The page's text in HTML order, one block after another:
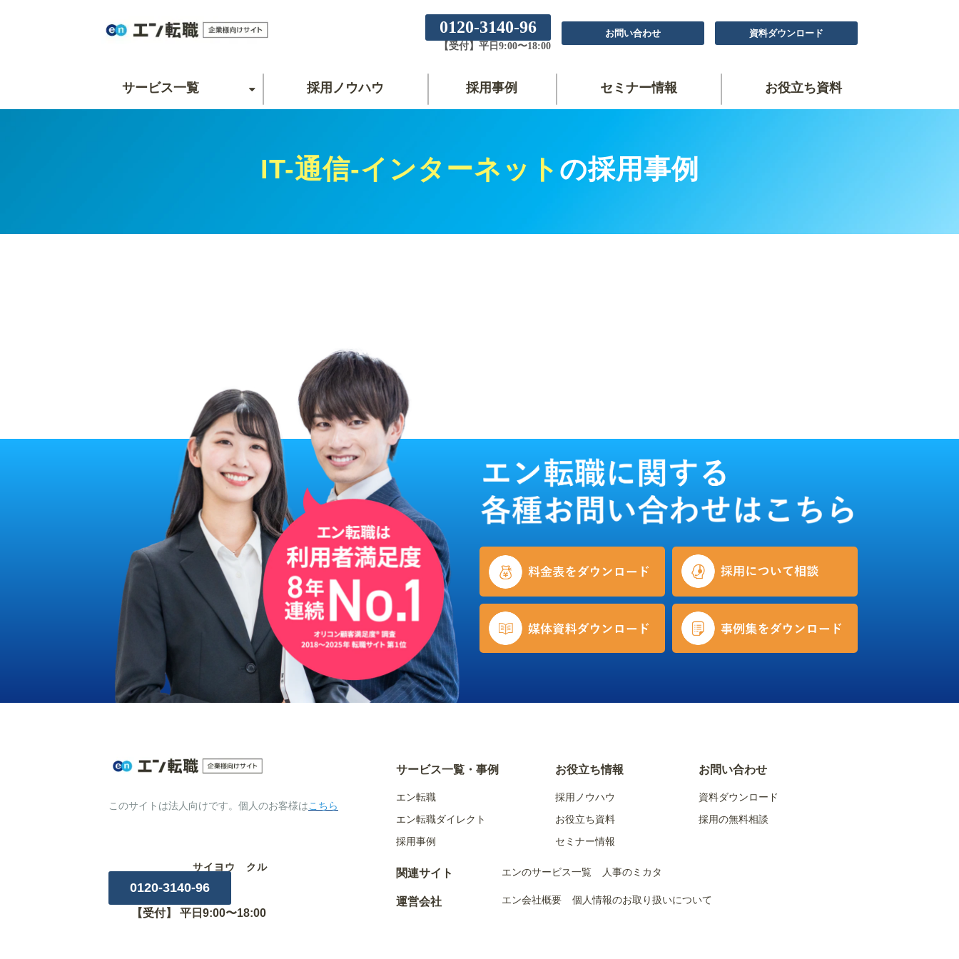
0120-3140-96
【受付】平日9:00〜18:00
お問い合わせ 資料ダウンロード
サービス一覧 採用ノウハウ 採用事例 セミナー情報 お役立ち資料
IT-通信-インターネット の採用事例
このサイトは法人向けです。個人のお客様はこちら
サービス一覧・事例
エン転職
エン転職ダイレクト
採用事例
お役立ち情報
採用ノウハウ
お役立ち資料
セミナー情報
お問い合わせ
資料ダウンロード
採用の無料相談
サイヨウ クル
0120-3140-96
【受付】 平日9:00〜18:00
関連サイト
運営会社
エンのサービス一覧 人事のミカタ
エン会社概要 個人情報のお取り扱いについて